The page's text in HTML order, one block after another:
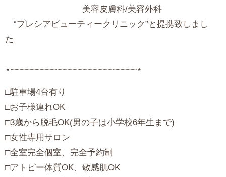
美容皮膚科/美容外科
“プレシアビューティークリニック”と提携致しまし
⋆┈┈┈┈┈┈┈┈┈┈┈┈┈┈┈┈┈┈┈┈┈┈┈┈┈⋆
‪□駐車場4台有り
□お子様連れOK
□3歳から脱毛OK(男の子は小学校6年生まで)
□女性専用サロン
□全室完全個室、完全予約制
□アトピー体質OK、敏感肌OK